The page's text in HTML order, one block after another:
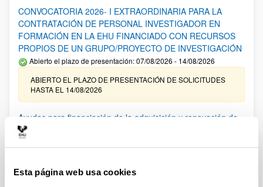
Esta página web usa cookies
CONVOCATORIA 2026- I EXTRAORDINARIA PARA LA
CONTRATACIÓN DE PERSONAL INVESTIGADOR EN
FORMACIÓN EN LA EHU FINANCIADO CON RECURSOS
PROPIOS DE UN GRUPO/PROYECTO DE INVESTIGACIÓN
Abierto el plazo de presentación: 07/08/2026 - 14/08/2026
ABIERTO EL PLAZO DE PRESENTACIÓN DE SOLICITUDES
HASTA EL 14/08/2026
Ayudas para financiación de la adquisición y renovación de
infraestructura científica y fondos bibliográficos en la
UPV/EHU 2026
25/03/2026: Corrección de errores del listado provisional de